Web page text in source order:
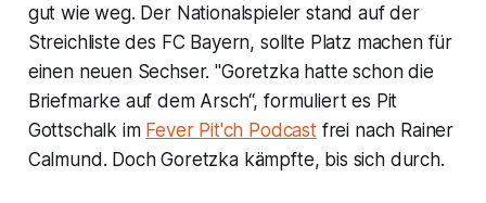
gut wie weg. Der Nationalspieler stand auf der
Streichliste des FC Bayern, sollte Platz machen für
einen neuen Sechser. "Goretzka hatte schon die
Briefmarke auf dem Arsch“, formuliert es Pit
Gottschalk im Fever Pit'ch Podcastfrei nach Rainer
Calmund. Doch Goretzka kämpfte, bis sich durch.